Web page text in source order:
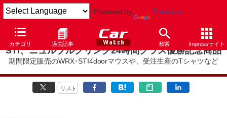
Powered by Translate
カテゴリ 過去記事 検索 Impressサイト
STI、ニュルブルクリンク24時間クラス優勝記念商品
期間限定販売のWRX･STI4doorマウスや、受注生産のTシャツなど
リスト